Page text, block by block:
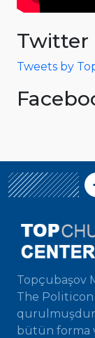
Twitter
Tweets by
Topçubaşov
The
bütün forma